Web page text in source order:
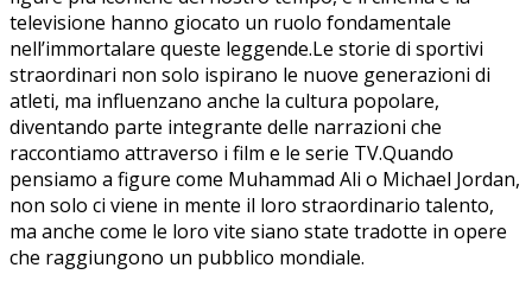
televisione hanno giocato un ruolo fondamentale
nell’immortalare queste leggende.Le ⁢storie ‍di sportivi
straordinari non ⁣solo ispirano le nuove generazioni di
atleti, ma influenzano anche la cultura popolare,
diventando parte integrante delle narrazioni che
raccontiamo attraverso i film e le serie TV.Quando
pensiamo a figure come Muhammad Ali o Michael Jordan,
non solo ci viene in mente il loro straordinario‌ talento,
ma anche come le loro vite siano state tradotte in opere
che raggiungono un pubblico⁣ mondiale.